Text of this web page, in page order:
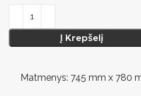
Į Krepšelį
Matmenys: 745 mm x 780